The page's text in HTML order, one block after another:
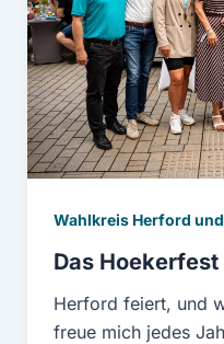
Wahlkreis Herford
Das
Herford feiert, und
freue mich jedes